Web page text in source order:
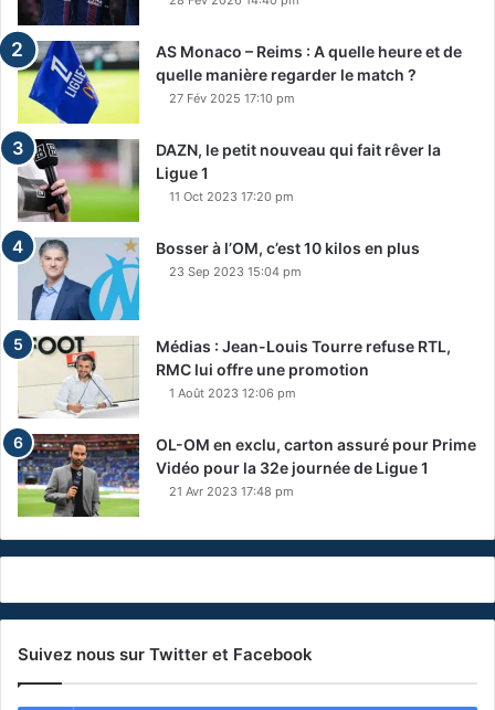
AS Monaco – Reims : A quelle heure et de
quelle manière regarder le match ?
27 Fév 2025 17:10 pm
DAZN, le petit nouveau qui fait rêver la
Ligue 1
11 Oct 2023 17:20 pm
Bosser à l’OM, c’est 10 kilos en plus
23 Sep 2023 15:04 pm
Médias : Jean-Louis Tourre refuse RTL,
RMC lui offre une promotion
1 Août 2023 12:06 pm
OL-OM en exclu, carton assuré pour Prime
Vidéo pour la 32e journée de Ligue 1
21 Avr 2023 17:48 pm
Suivez nous sur Twitter et Facebook